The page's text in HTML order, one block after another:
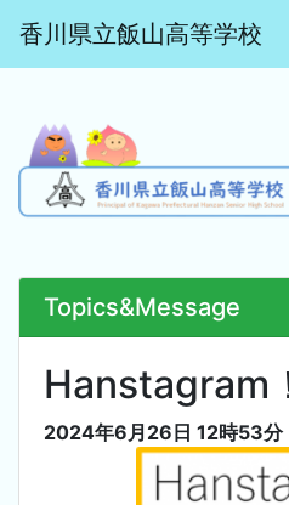
香川県立飯山高等学校
Topics&Message
Hanstagram
2024年6月26日 12時53分